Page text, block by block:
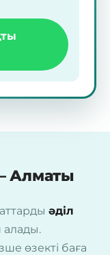
Алматы
әділ
алады.
өзекті баға